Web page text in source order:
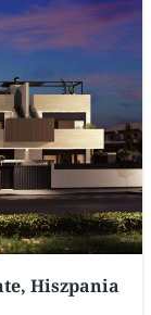
Hiszpania